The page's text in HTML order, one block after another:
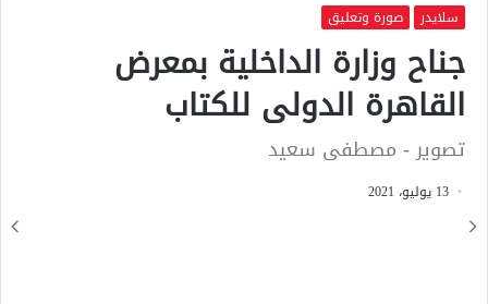
سلايدر صورة وتعليق
جناح وزارة الداخلية بمعرض
القاهرة الدولى للكتاب
تصوير - مصطفى سعيد
13 يوليو، 2021